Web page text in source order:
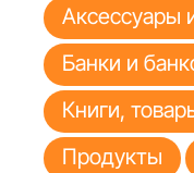
Аксессуары
Банки и
Книги,
Продукты